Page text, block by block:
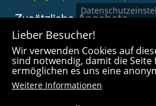
Zusätzliche Angebote
Imagefilme und mehr
360° x 360° Fotografie
Lieber Besucher!
Wir verwenden Cookies auf
sind notwendig, damit die
ermöglichen es uns eine
Weitere Informationen